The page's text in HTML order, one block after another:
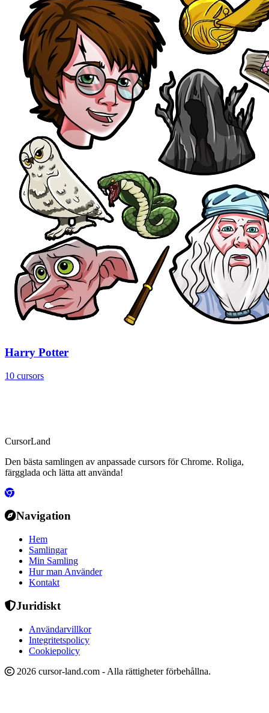
Harry Potter
10 cursors
CursorLand
Den bästa samlingen av anpassade cursors för Chrome. Roliga,
färgglada och lätta att använda!
Navigation
Hem
Samlingar
Min Samling
Hur man Använder
Kontakt
Juridiskt
Användarvillkor
Integritetspolicy
Cookiepolicy
2026 cursor-land.com - Alla rättigheter förbehållna.